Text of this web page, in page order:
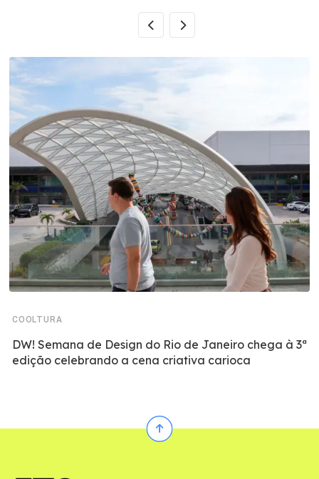
COOLTURA
DW! Semana de Design do Rio de Janeiro chega à 3ª
edição celebrando a cena criativa carioca